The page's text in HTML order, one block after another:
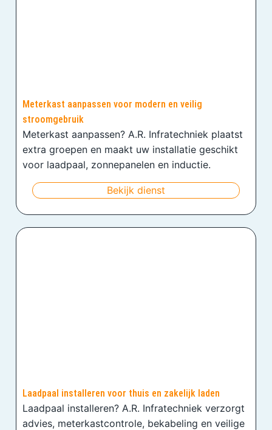
Meterkast aanpassen voor modern en veilig
stroomgebruik
Meterkast aanpassen? A.R. Infratechniek plaatst
extra groepen en maakt uw installatie geschikt
voor laadpaal, zonnepanelen en inductie.
Bekijk dienst
Laadpaal installeren voor thuis en zakelijk laden
Laadpaal installeren? A.R. Infratechniek verzorgt
advies, meterkastcontrole, bekabeling en veilige